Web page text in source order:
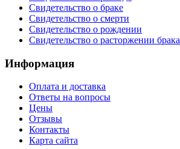
Свидетельство о браке
Свидетельство о смерти
Свидетельство о рождении
Свидетельство о расторжении брака
Информация
Оплата и доставка
Ответы на вопросы
Цены
Отзывы
Контакты
Карта сайта